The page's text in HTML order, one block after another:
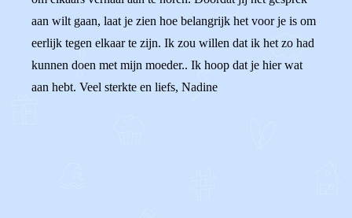
aan wilt gaan, laat je zien hoe belangrijk het voor je is om
eerlijk tegen elkaar te zijn. Ik zou willen dat ik het zo had
kunnen doen met mijn moeder.. Ik hoop dat je hier wat
aan hebt. Veel sterkte en liefs, Nadine